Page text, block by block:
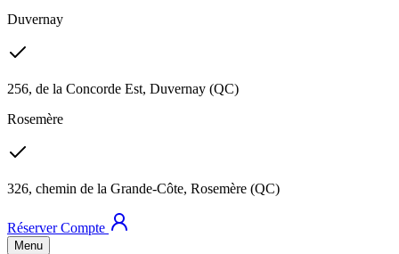
Duvernay
256, de la Concorde Est, Duvernay (QC)
Rosemère
326, chemin de la Grande-Côte, Rosemère (QC)
RéserverCompte
Menu